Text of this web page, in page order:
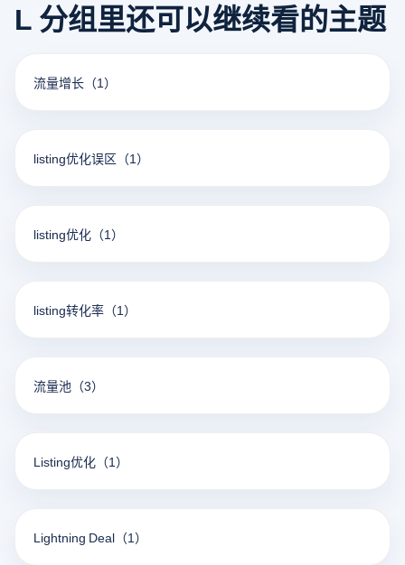
L 分组里还可以继续看的主题
流量增长 （1）
listing优化误区 （1）
listing优化 （1）
listing转化率 （1）
流量池 （3）
Listing优化 （1）
Lightning Deal （1）